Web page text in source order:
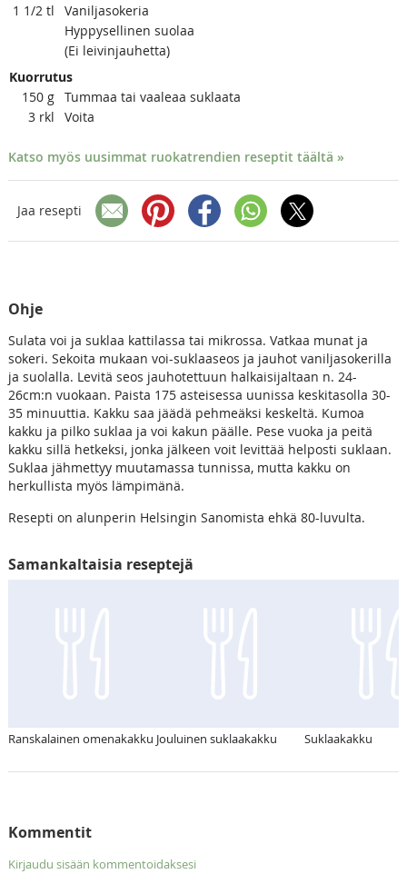
1 1/2 tl
Vaniljasokeria
Hyppysellinen suolaa
(Ei leivinjauhetta)
Kuorrutus
150 g Tummaa tai vaaleaa suklaata
3 rkl Voita
Katso myös uusimmat ruokatrendien reseptit täältä »
Jaa resepti
Ohje
Sulata voi ja suklaa kattilassa tai mikrossa. Vatkaa munat ja
sokeri. Sekoita mukaan voi-suklaaseos ja jauhot vaniljasokerilla
ja suolalla. Levitä seos jauhotettuun halkaisijaltaan n. 24-
26cm:n vuokaan. Paista 175 asteisessa uunissa keskitasolla 30-
35 minuuttia. Kakku saa jäädä pehmeäksi keskeltä. Kumoa
kakku ja pilko suklaa ja voi kakun päälle. Pese vuoka ja peitä
kakku sillä hetkeksi, jonka jälkeen voit levittää helposti suklaan.
Suklaa jähmettyy muutamassa tunnissa, mutta kakku on
herkullista myös lämpimänä.
Resepti on alunperin Helsingin Sanomista ehkä 80-luvulta.
Samankaltaisia reseptejä
Ranskalainen omenakakku Jouluinen suklaakakku Suklaakakku
Kommentit
Kirjaudu sisään kommentoidaksesi